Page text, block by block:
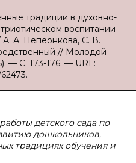
традиции в духовно-
воспитании
А. Пепеонкова, С. В.
// Молодой
— С. 173-176. — URL:
детского сада по
дошкольников,
традициях обучения и